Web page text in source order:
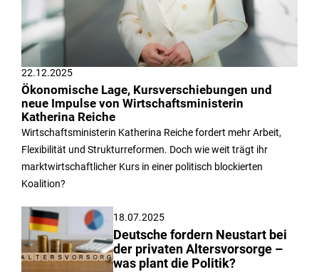
22.12.2025
Ökonomische Lage, Kursverschiebungen und
neue Impulse von Wirtschaftsministerin
Katherina Reiche
Wirtschaftsministerin Katherina Reiche fordert mehr Arbeit,
Flexibilität und Strukturreformen. Doch wie weit trägt ihr
marktwirtschaftlicher Kurs in einer politisch blockierten
Koalition?
18.07.2025
Deutsche fordern Neustart bei
der privaten Altersvorsorge –
was plant die Politik?